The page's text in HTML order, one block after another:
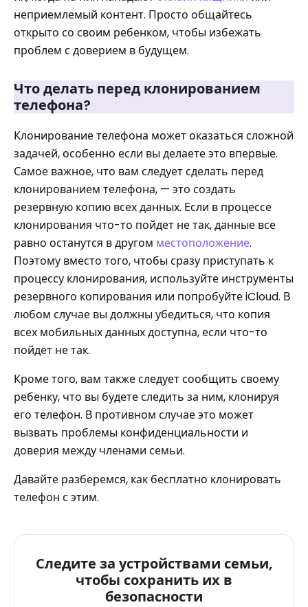
неприемлемый контент. Просто общайтесь
открыто со своим ребенком, чтобы избежать
проблем с доверием в будущем.
Что делать перед клонированием
телефона?
Клонирование телефона может оказаться сложной
задачей, особенно если вы делаете это впервые.
Самое важное, что вам следует сделать перед
клонированием телефона, — это создать
резервную копию всех данных. Если в процессе
клонирования что-то пойдет не так, данные все
равно останутся в другом местоположение.
Поэтому вместо того, чтобы сразу приступать к
процессу клонирования, используйте инструменты
резервного копирования или попробуйте iCloud. В
любом случае вы должны убедиться, что копия
всех мобильных данных доступна, если что-то
пойдет не так.
Кроме того, вам также следует сообщить своему
ребенку, что вы будете следить за ним, клонируя
его телефон. В противном случае это может
вызвать проблемы конфиденциальности и
доверия между членами семьи.
Давайте разберемся, как бесплатно клонировать
телефон с этим.
Следите за устройствами семьи,
чтобы сохранить их в
безопасности